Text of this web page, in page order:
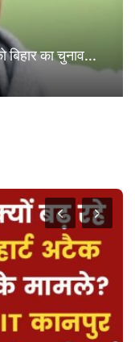
का चुनाव...